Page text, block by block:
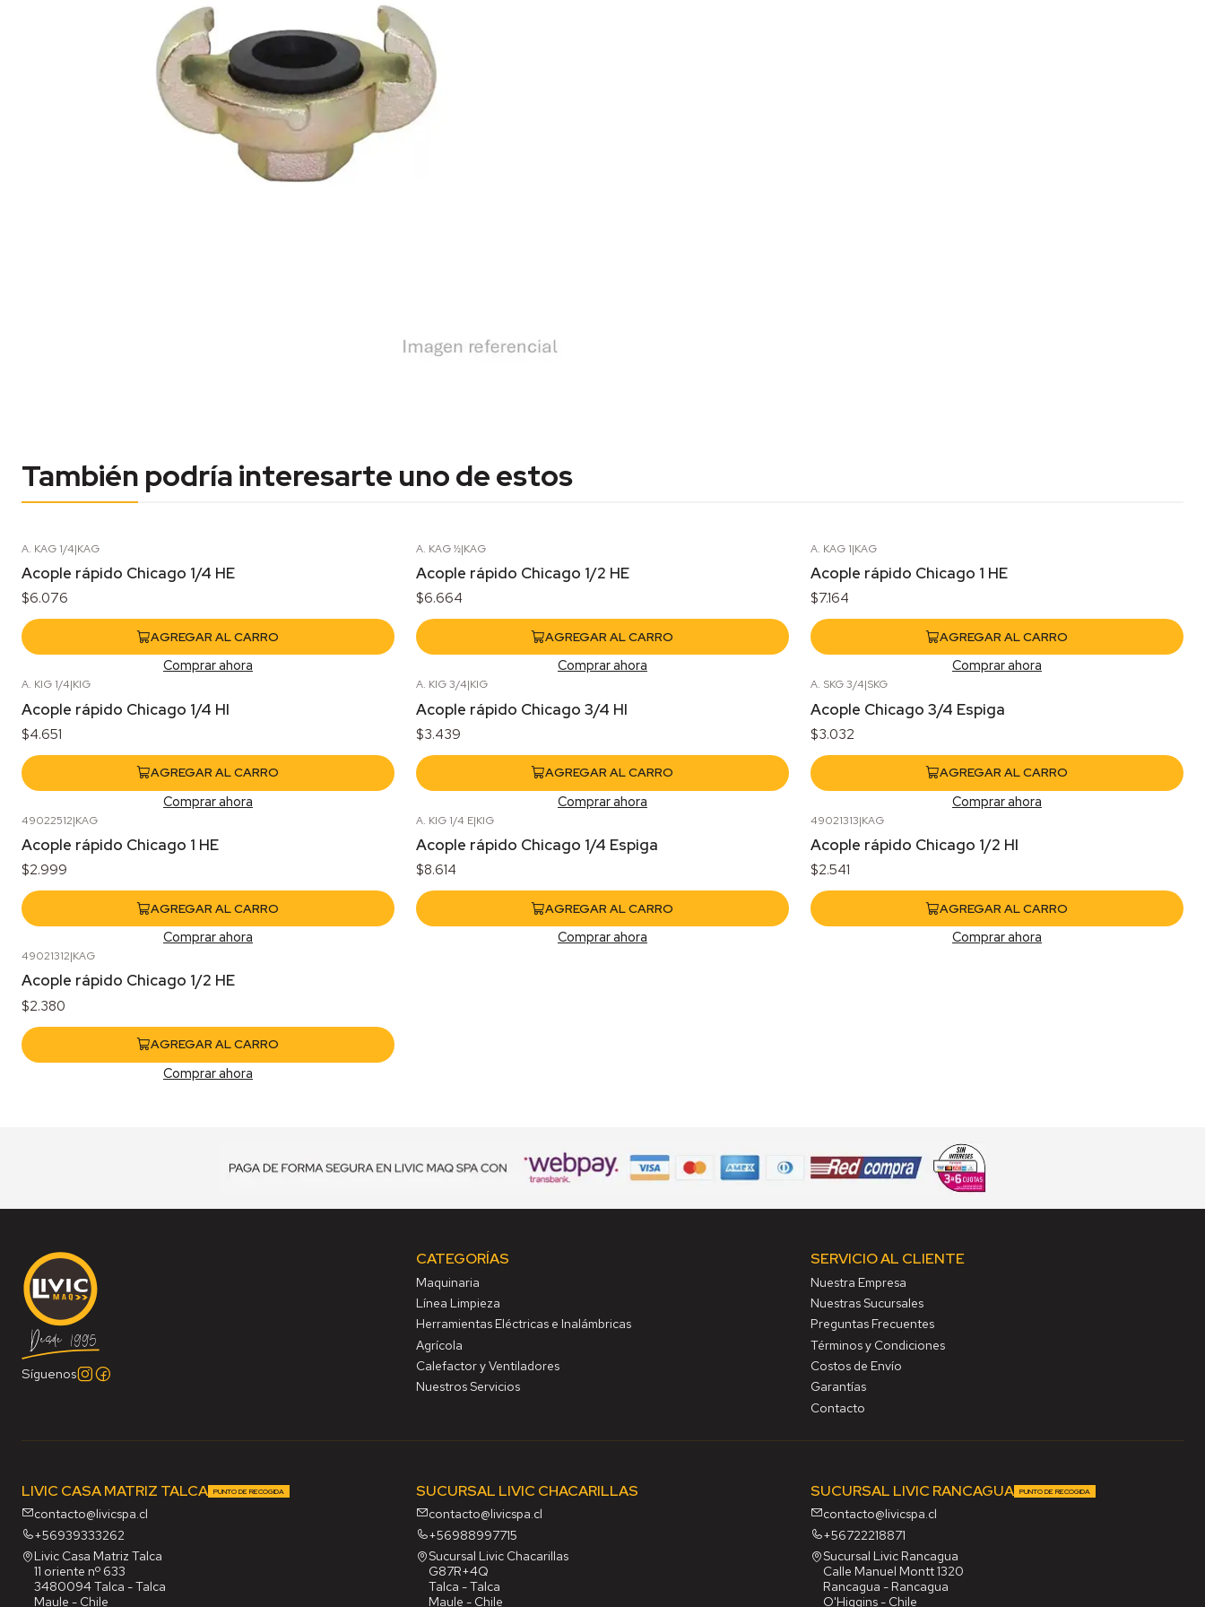
También podría interesarte uno de estos
A. KAG 1/4|KAG
Acople rápido Chicago 1/4 HE
$6.076
AGREGAR AL CARRO
Comprar ahora
A. KAG ½|KAG
Acople rápido Chicago 1/2 HE
$6.664
AGREGAR AL CARRO
Comprar ahora
A. KAG 1|KAG
Acople rápido Chicago 1 HE
$7.164
AGREGAR AL CARRO
Comprar ahora
A. KIG 1/4|KIG
Acople rápido Chicago 1/4 HI
$4.651
AGREGAR AL CARRO
Comprar ahora
A. KIG 3/4|KIG
Acople rápido Chicago 3/4 HI
$3.439
AGREGAR AL CARRO
Comprar ahora
A. SKG 3/4|SKG
Acople Chicago 3/4 Espiga
$3.032
AGREGAR AL CARRO
Comprar ahora
49022512|KAG
Acople rápido Chicago 1 HE
$2.999
AGREGAR AL CARRO
Comprar ahora
A. KIG 1/4 E|KIG
Acople rápido Chicago 1/4 Espiga
$8.614
AGREGAR AL CARRO
Comprar ahora
49021313|KAG
Acople rápido Chicago 1/2 HI
$2.541
AGREGAR AL CARRO
Comprar ahora
49021312|KAG
Acople rápido Chicago 1/2 HE
$2.380
AGREGAR AL CARRO
Comprar ahora
Síguenos
CATEGORÍAS
Maquinaria
Línea Limpieza
Herramientas Eléctricas e Inalámbricas
Agrícola
Calefactor y Ventiladores
Nuestros Servicios
SERVICIO AL CLIENTE
Nuestra Empresa
Nuestras Sucursales
Preguntas Frecuentes
Términos y Condiciones
Costos de Envío
Garantías
Contacto
LIVIC CASA MATRIZ TALCA PUNTO DE RECOGIDA
contacto@livicspa.cl
+56939333262
Livic Casa Matriz Talca
11 oriente nº 633
3480094 Talca - Talca
Maule - Chile
SUCURSAL LIVIC CHACARILLAS
contacto@livicspa.cl
+56988997715
Sucursal Livic Chacarillas
G87R+4Q
Talca - Talca
Maule - Chile
SUCURSAL LIVIC RANCAGUA PUNTO DE RECOGIDA
contacto@livicspa.cl
+56722218871
Sucursal Livic Rancagua
Calle Manuel Montt 1320
Rancagua - Rancagua
O'Higgins - Chile